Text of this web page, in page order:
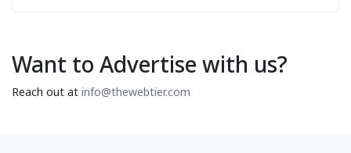
Want to Advertise with us?
Reach out at info@thewebtier.com